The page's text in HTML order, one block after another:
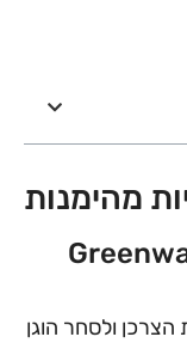
מהימנות
ולסחר הוגן